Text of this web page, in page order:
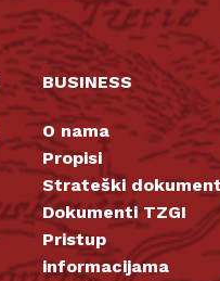
BUSINESS
O nama
Propisi
Strateški
Dokumenti TZGI
Pristup
informacijama